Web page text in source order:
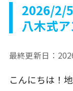
2026/2/
八木式
最終更新日：
こんにちは！